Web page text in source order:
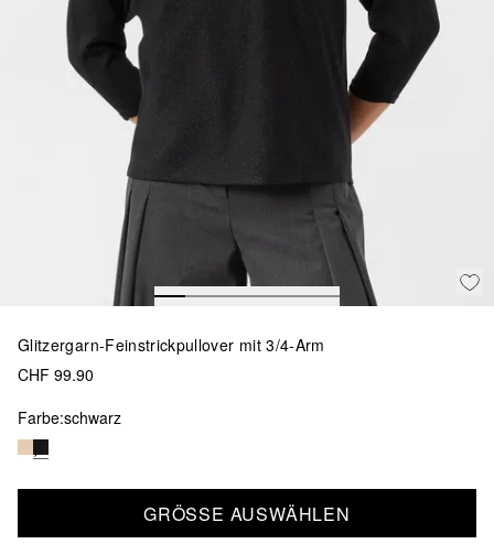
Glitzergarn-Feinstrickpullover mit 3/4-Arm
CHF 99.90
Farbe:schwarz
GRÖSSE AUSWÄHLEN